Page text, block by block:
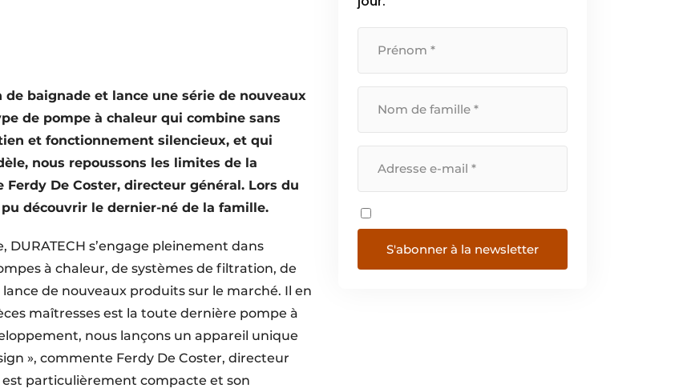
de baignade et lance une série de nouveaux
de pompe à chaleur qui combine sans
et fonctionnement silencieux, et qui
nous repoussons les limites de la
De Coster, directeur général. Lors du
découvrir le dernier-né de la famille.
DURATECH s’engage pleinement dans
à chaleur, de systèmes de filtration, de
de nouveaux produits sur le marché. Il en
maîtresses est la toute dernière pompe à
nous lançons un appareil unique
», commente Ferdy De Coster, directeur
est particulièrement compacte et son